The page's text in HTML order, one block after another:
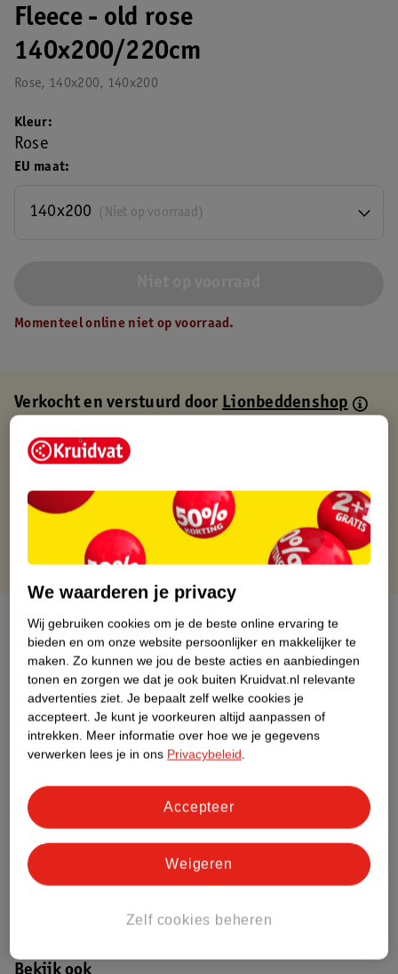
Fleece - old rose
140x200/220cm
Rose, 140x200, 140x200
EU maat
(Niet op voorraad)
140x200
Kleur
Rose
Momenteel online niet op voorraad.
Verkocht en verstuurd doorLionbeddenshop
Binnen 1 werkdag verstuurd
Gratis thuisbezorgd
Gratis punten met je Kruidvat kaart
Over dit product
Productinformatie
Etiketinformatie
Nature Impact Score
Impact Score.
Meer informatie
We waarderen je privacy
Wij gebruiken cookies om je de beste online ervaring te
bieden en om onze website persoonlijker en makkelijker te
maken. Zo kunnen we jou de beste acties en aanbiedingen
tonen en zorgen we dat je ook buiten Kruidvat.nl relevante
advertenties ziet. Je bepaalt zelf welke cookies je
accepteert. Je kunt je voorkeuren altijd aanpassen of
intrekken. Meer informatie over hoe we je gegevens
verwerken lees je in ons Privacybeleid.
Zelf cookies beheren
Weigeren
Accepteer